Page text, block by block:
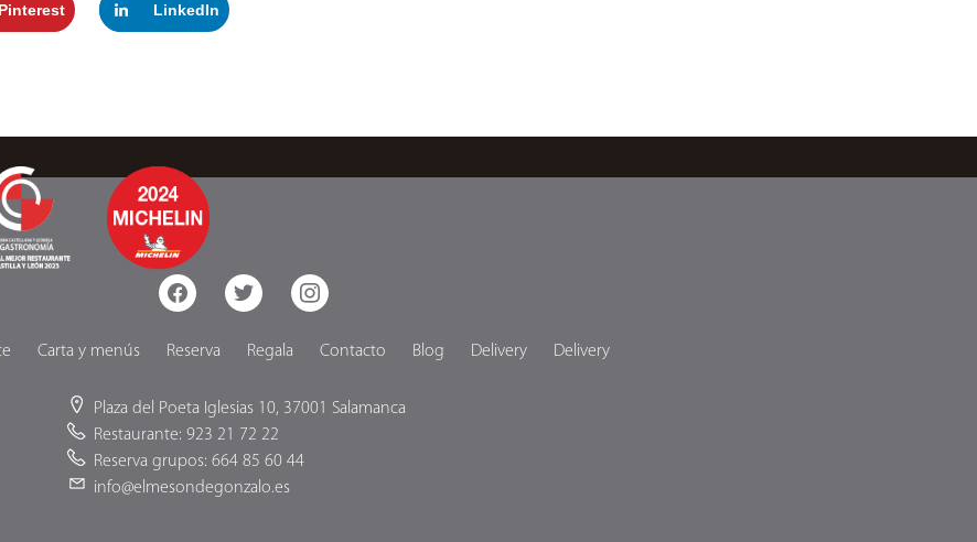
Pinterest LinkedIn
facebook twitter instagram
Carta y menús Reserva Regala Contacto Blog Delivery Delivery
Plaza del Poeta Iglesias 10, 37001 Salamanca
Restaurante: 923 21 72 22
Reserva grupos: 664 85 60 44
info@elmesondegonzalo.es